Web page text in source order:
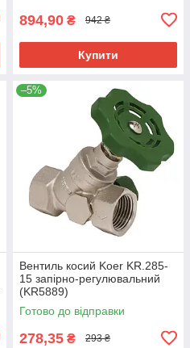
894,90 ₴ 942 ₴
Купити
–5%
Вентиль косий Koer KR.285-
15 запірно-регулювальний
(KR5889)
Готово до відправки
278,35 ₴ 293 ₴